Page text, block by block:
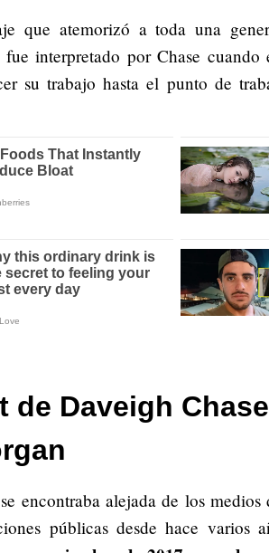
que atemorizó a toda una
interpretado por Chase
su trabajo hasta el punto de
de Daveigh
encontraba alejada de los
públicas desde hace varios